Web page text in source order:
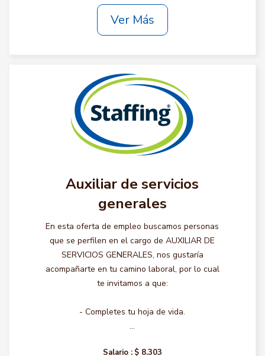
Ver Más
Auxiliar de servicios
generales
En esta oferta de empleo buscamos personas
que se perfilen en el cargo de AUXILIAR DE
SERVICIOS GENERALES, nos gustaría
acompañarte en tu camino laboral, por lo cual
te invitamos a que:
- Completes tu hoja de vida.
...
Salario : $ 8.303